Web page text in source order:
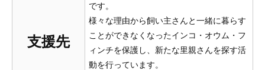
支援先
です。
様々な理由から飼い主さんと一緒に暮らす
ことができなくなったインコ・オウム・フ
ィンチを保護し、新たな里親さんを探す活
動を行っています。